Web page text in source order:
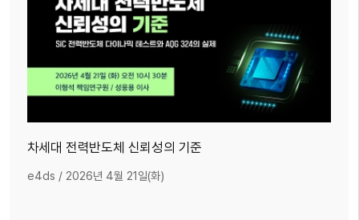
차세대 전력반도체 신뢰성의 기준
e4ds / 2026년 4월 21일(화)